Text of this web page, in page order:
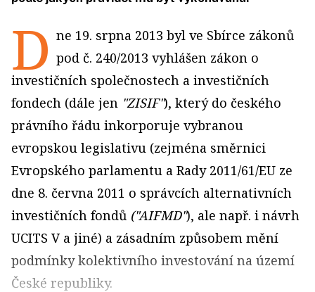
D ne 19. srpna 2013 byl ve Sbírce zákonů
pod č. 240/2013 vyhlášen zákon o
investičních společnostech a investičních
fondech (dále jen "ZISIF"), který do českého
právního řádu inkorporuje vybranou
evropskou legislativu (zejména směrnici
Evropského parlamentu a Rady 2011/61/EU ze
dne 8. června 2011 o správcích alternativních
investičních fondů ("AIFMD"), ale např. i návrh
UCITS V a jiné) a zásadním způsobem mění
podmínky kolektivního investování na území
České republiky.